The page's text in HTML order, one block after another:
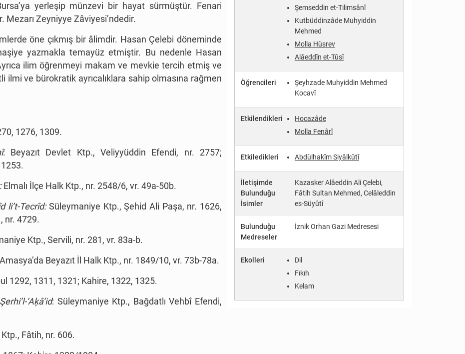
yerleşip münzevi bir hayat sürmüştür. Fenari
Mezarı Zeyniyye Zâviyesi’ndedir.
öne çıkmış bir âlimdir. Hasan Çelebi döneminde
yazmakla temayüz etmiştir. Bu nedenle Hasan
ilim öğrenmeyi makam ve mevkie tercih etmiş ve
ve bürokratik ayrıcalıklara sahip olmasına rağmen
1276, 1309.
: Beyazıt Devlet Ktp., Veliyyüddin Efendi, nr. 2757;
Elmalı İlçe Halk Ktp., nr. 2548/6, vr. 49a-50b.
li’t-Tecrîd:Süleymaniye Ktp., Şehid Ali Paşa, nr. 1626,
nr. 4729.
Ktp., Servili, nr. 281, vr. 83a-b.
Amasya’da Beyazıt İl Halk Ktp., nr. 1849/10, vr. 73b-78a.
1292, 1311, 1321; Kahire, 1322, 1325.
‘Aķâ‘id: Süleymaniye Ktp., Bağdatlı Vehbî Efendi,
Fâtih, nr. 606.
Şemseddin et-Tilimsânî
Kutbüddinzâde Muhyiddin
Mehmed
Molla Hüsrev
Alâeddîn et-Tûsî
Öğrencileri
Şeyhzade Muhyiddin Mehmed
Kocavî
Etkilendikleri
Hocazâde
Molla Fenârî
Etkiledikleri Abdülhakîm Siyâlkûtî
İletişimde
Bulunduğu
İsimler
Kazasker Alâeddin Ali Çelebi,
Fâtih Sultan Mehmed, Celâleddin
es-Süyûtî
Bulunduğu
Medreseler
İznik Orhan Gazi Medresesi
Ekolleri
Dil
Fıkıh
Kelam